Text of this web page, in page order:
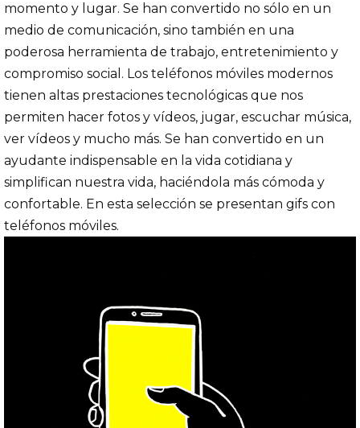
momento y lugar. Se han convertido no sólo en un
medio de comunicación, sino también en una
poderosa herramienta de trabajo, entretenimiento y
compromiso social. Los teléfonos móviles modernos
tienen altas prestaciones tecnológicas que nos
permiten hacer fotos y vídeos, jugar, escuchar música,
ver vídeos y mucho más. Se han convertido en un
ayudante indispensable en la vida cotidiana y
simplifican nuestra vida, haciéndola más cómoda y
confortable. En esta selección se presentan gifs con
teléfonos móviles.